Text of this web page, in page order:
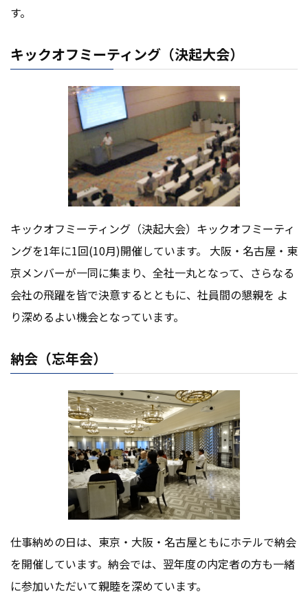
す。
キックオフミーティング（決起大会）
キックオフミーティング（決起大会）キックオフミーティ
ングを1年に1回(10月)開催しています。 大阪・名古屋・東
京メンバーが一同に集まり、全社一丸となって、さらなる
会社の飛躍を皆で決意するとともに、社員間の懇親を よ
り深めるよい機会となっています。
納会（忘年会）
仕事納めの日は、東京・大阪・名古屋ともにホテルで納会
を開催しています。納会では、翌年度の内定者の方も一緒
に参加いただいて親睦を深めています。